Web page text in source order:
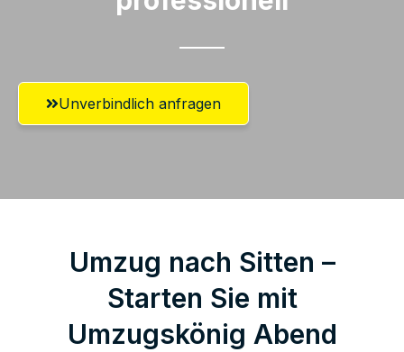
Unverbindlich anfragen
Umzug nach Sitten –
Starten Sie mit
Umzugskönig Abend